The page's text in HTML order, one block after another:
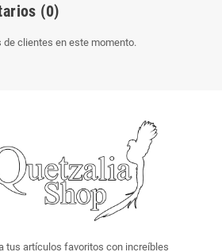
(0)
de clientes en este momento.
tus artículos favoritos con increíbles